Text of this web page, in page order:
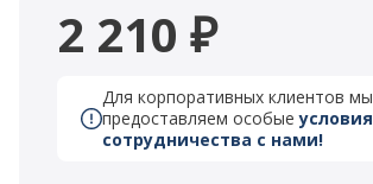
2 210 ₽
Для корпоративных клиентов мы
предоставляем особыеусловия
сотрудничества с нами!